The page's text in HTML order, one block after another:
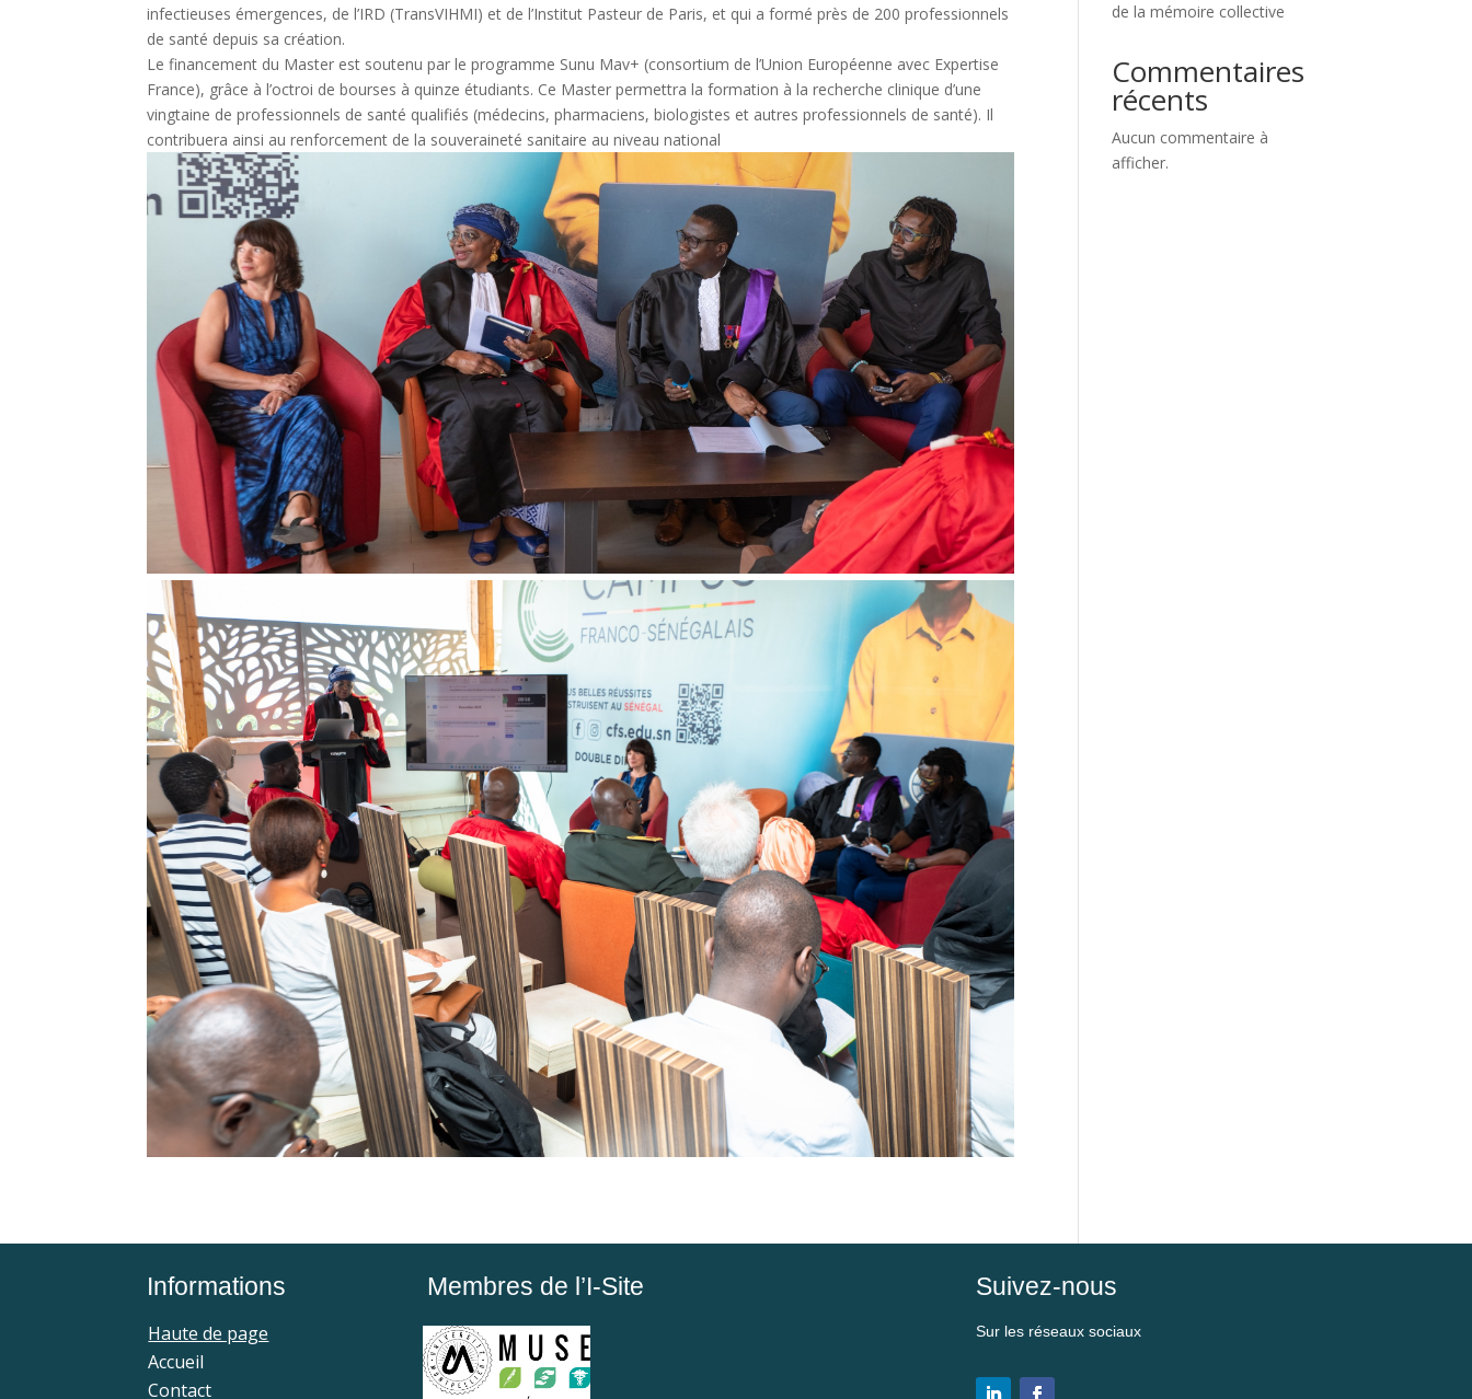
infectieuses émergences, de l’IRD (TransVIHMI) et de l’Institut Pasteur de Paris, et qui a formé près de 200 professionnels
de santé depuis sa création.
Le financement du Master est soutenu par le programme Sunu Mav+ (consortium de l’Union Européenne avec Expertise
France), grâce à l’octroi de bourses à quinze étudiants. Ce Master permettra la formation à la recherche clinique d’une
vingtaine de professionnels de santé qualifiés (médecins, pharmaciens, biologistes et autres professionnels de santé). Il
contribuera ainsi au renforcement de la souveraineté sanitaire au niveau national
de la mémoire collective
Commentaires
récents
Aucun commentaire à
afficher.
Informations
Haute de page
Accueil
Contact
Membres de l’I-Site Suivez-nous
Sur les réseaux sociaux